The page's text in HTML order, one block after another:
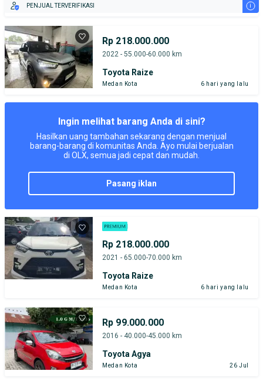
PENJUAL TERVERIFIKASI i
Rp 218.000.000
2022 - 55.000-60.000 km
Toyota Raize
Medan Kota 6 hari yang lalu
Ingin melihat barang Anda di sini?
Hasilkan uang tambahan sekarang dengan menjual
barang-barang di komunitas Anda. Ayo mulai berjualan
di OLX, semua jadi cepat dan mudah.
pasang iklan
Rp 218.000.000
2021 - 65.000-70.000 km
Toyota Raize
Medan Kota 6 hari yang lalu
Rp 99.000.000
2016 - 40.000-45.000 km
Toyota Agya
Medan Kota 26 Jul